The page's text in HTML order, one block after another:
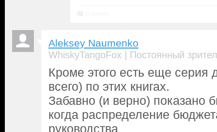
Aleksey Naumenko
WhiskyTangoFox | Постоянный
Кроме этого есть еще серия
всего) по этих книгах.
Забавно (и верно) показано
когда распределение
руководства